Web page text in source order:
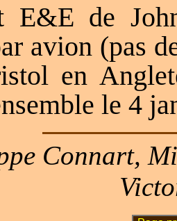
E&E de
avion (pas
en
le 4
Connart,